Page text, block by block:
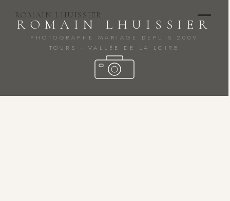
ROMAIN LHUISSIER
PHOTOGRAPHE MARIAGE DEPUIS 2009
TOURS · VALLÉE DE LA LOIRE
ROMAIN LHUISSIER